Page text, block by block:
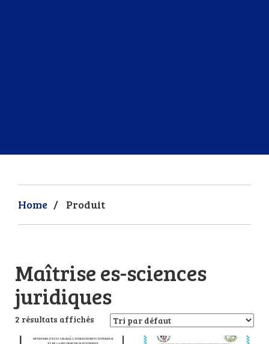
Home / Produit
Maîtrise es-sciences
juridiques
2 résultats affichés